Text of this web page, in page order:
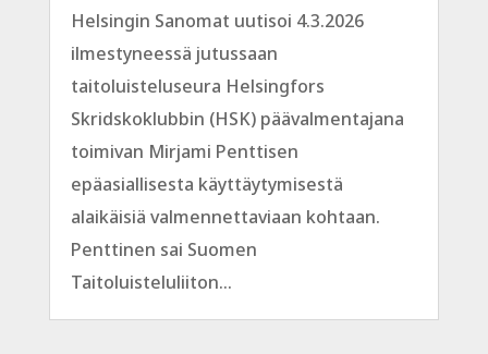
Helsingin Sanomat uutisoi 4.3.2026
ilmestyneessä jutussaan
taitoluisteluseura Helsingfors
Skridskoklubbin (HSK) päävalmentajana
toimivan Mirjami Penttisen
epäasiallisesta käyttäytymisestä
alaikäisiä valmennettaviaan kohtaan.
Penttinen sai Suomen
Taitoluisteluliiton...